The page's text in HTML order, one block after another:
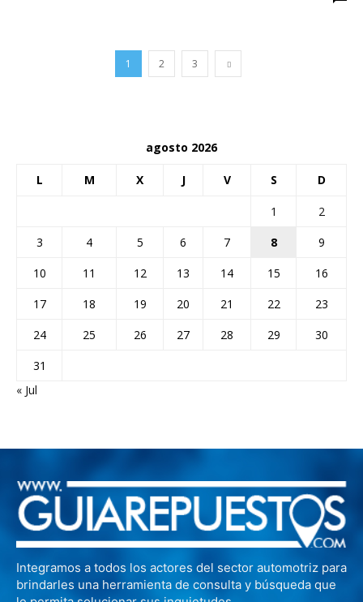
1 2 3
agosto 2026
L M X J V S D
1
2
3
4 5 6 7 8
9
10
11 12 13 14 15
16
17
18 19 20 21 22
23
24
25 26 27 28 29
30
31
« Jul
Integramos a todos los actores del sector automotriz para
brindarles una herramienta de consulta y búsqueda que